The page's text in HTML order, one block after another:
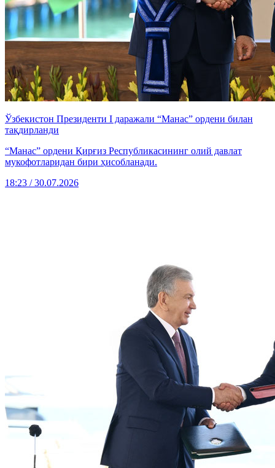
Ўзбекистон Президенти I даражали “Манас” ордени билан
тақдирланди
“Манас” ордени Қирғиз Республикасининг олий давлат
мукофотларидан бири ҳисобланади.
18:23 / 30.07.2026